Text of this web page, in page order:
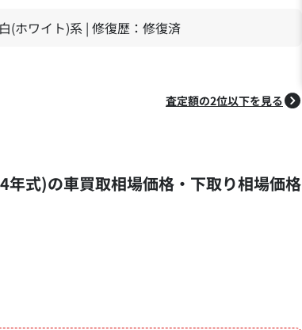
(ホワイト)系 | 修復歴：修復済
査定額の2位以下を見る
式)の車買取相場価格・下取り相場価格